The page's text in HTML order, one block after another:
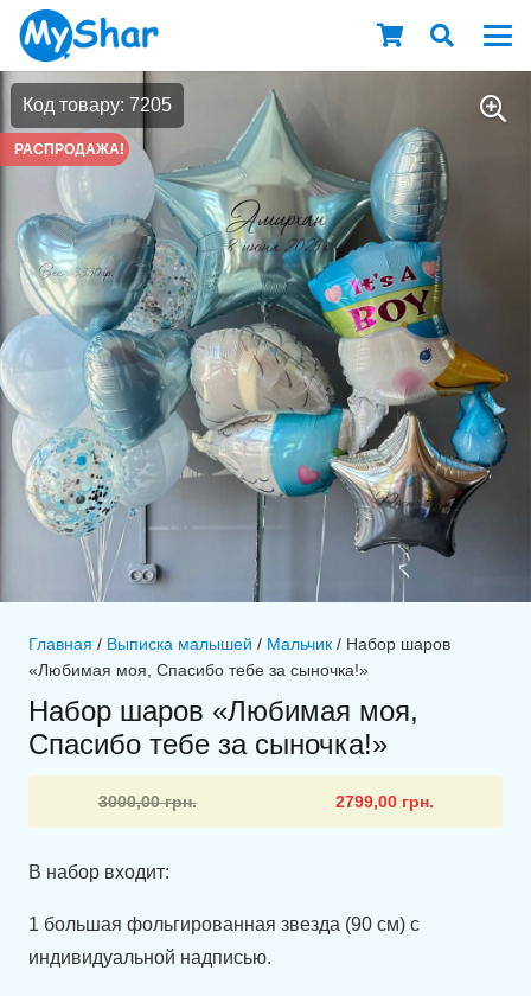
Код товару: 7205
РАСПРОДАЖА!
Главная / Выписка малышей / Мальчик / Набор шаров
«Любимая моя, Спасибо тебе за сыночка!»
Набор шаров «Любимая моя,
Спасибо тебе за сыночка!»
3000,00грн.
Первоначальная
цена
составляла
2799,00 грн.
Текущая
цена:
2799,00 грн..
В набор входит:
1 большая фольгированная звезда (90 см) с
индивидуальной надписью.